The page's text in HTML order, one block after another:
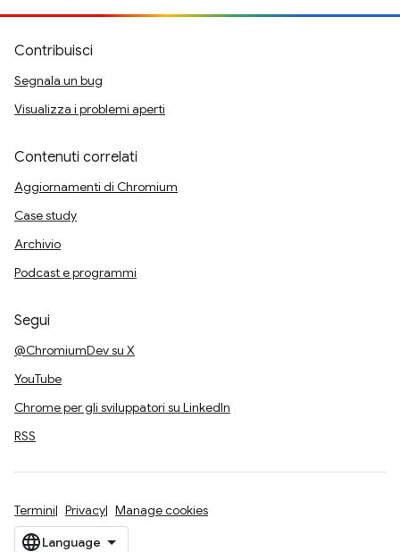
Contribuisci
Segnala un bug
Visualizza i problemi aperti
Contenuti correlati
Aggiornamenti di Chromium
Case study
Archivio
Podcast e programmi
Segui
@ChromiumDev su X
YouTube
Chrome per gli sviluppatori su LinkedIn
RSS
Termini Privacy Manage cookies